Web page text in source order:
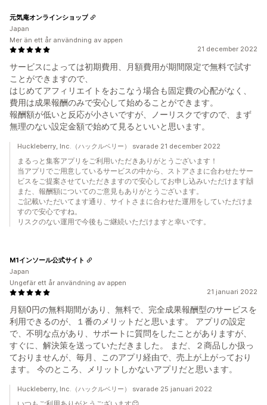
21 december 2022
サービスによっては初期費用、月額費用が期間限定で無料で試す
ことができますので、
はじめてアフィリエイトをおこなう場合も固定費の心配がなく、
費用は成果報酬のみで安心して始めることができます。
報酬額が低いと反応が小さいですが、ノーリスクですので、まず
無理のない設定金額で始めて見るといいと思います。
元気庵オンラインショップ
Japan
Mer än ett år användning av appen
Huckleberry, Inc.（ハックルベリー） svarade 21 december 2022
まるっと集客アプリをご利用いただきありがとうございます！
当アプリでご用意しているサービスの中から、ストアさまに合わせたサー
ビスをご提案させていただきますので安心してお申し込みいただけます🙌
また、報酬額についてのご意見もありがとうございます。
ご記載いただいてます通り、サイトさまに合わせた運用をしていただけま
すので安心ですね。
リスクのない運用で今後もご継続いただけますと幸いです。
21 januari 2022
月額0円の無料期間があり、無料で、完全成果報酬型のサービスを
利用できるのが、１番のメリットだと思います。 アプリの設定
で、不明な点があり、サポートに質問をしたことがありますが、
すぐに、解決策を送っていただきました。 まだ、２商品しか扱っ
ておりませんが、毎月、このアプリ経由で、売上が上がっており
ます。 今のところ、メリットしかないアプリだと思います。
M1インソール公式サイト
Japan
Ungefär ett år användning av appen
Huckleberry, Inc.（ハックルベリー） svarade 25 januari 2022